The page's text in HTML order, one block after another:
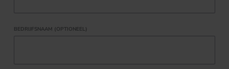
BEDRIJFSNAAM (OPTIONEEL)